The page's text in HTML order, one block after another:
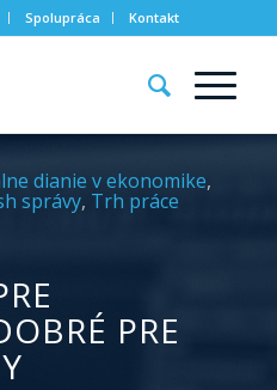
Spolupráca Kontakt
dianie v ekonomike,
správy, Trh práce
PRE